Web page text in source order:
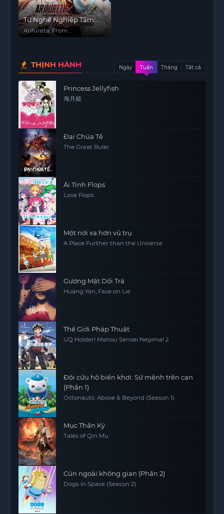
Từ Nghề Nghiệp Tầm
Thường Trở Thành Người
Mạnh Nhất Thế Giới -
Arifureta: From
THỊNH HÀNH Ngày Tuần Tháng Tất cả
Princess Jellyfish
海月姫
Đại Chúa Tể
The Great Ruler
Ái Tình Flops
Love Flops
Một nơi xa hơn vũ trụ
A Place Further than the Universe
Gương Mặt Dối Trá
Huang Yan, Face on Lie
Thế Giới Pháp Thuật
UQ Holder! Mahou Sensei Negima! 2
Đội cứu hộ biển khơi: Sứ mệnh trên cạn
(Phần 1)
Octonauts: Above & Beyond (Season 1)
Mục Thần Ký
Tales of Qin Mu
Cún ngoài không gian (Phần 2)
Dogs in Space (Season 2)